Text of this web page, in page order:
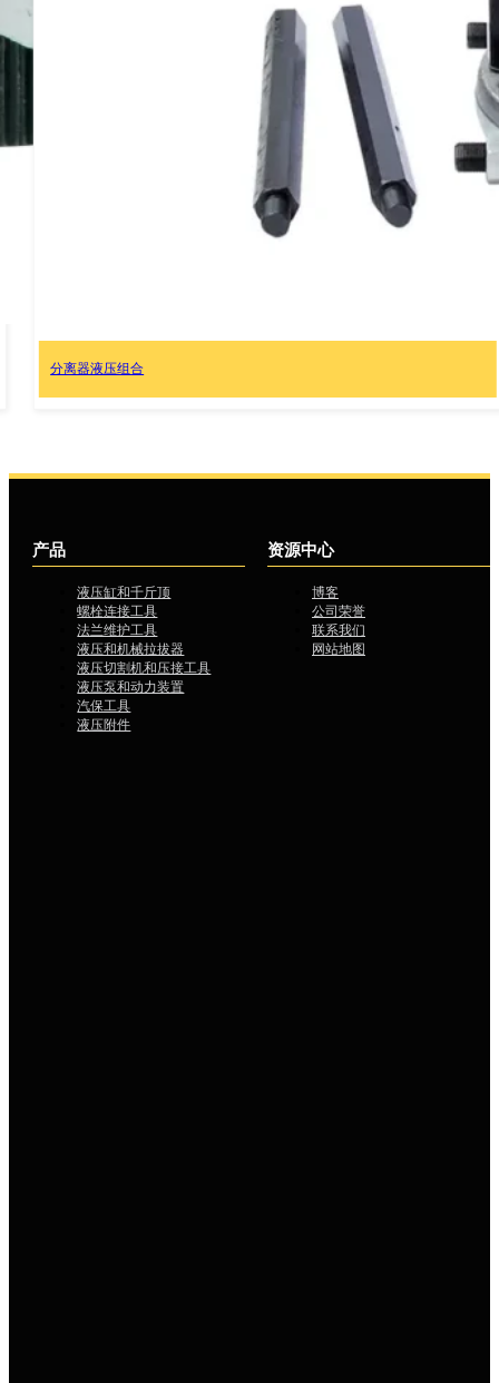
产品
液压缸和千斤顶
螺栓连接工具
法兰维护工具
液压和机械拉拔器
液压切割机和压接工具
液压泵和动力装置
汽保工具
液压附件
资源中心
博客
公司荣誉
联系我们
网站地图